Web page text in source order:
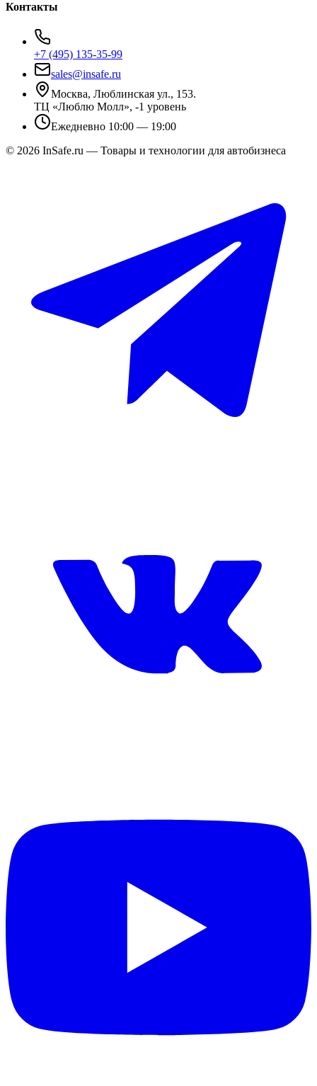
Контакты
+7 (495) 135-35-99
sales@insafe.ru
Москва, Люблинская ул., 153.
ТЦ «Люблю Молл», -1 уровень
Ежедневно 10:00 — 19:00
© 2026 InSafe.ru — Товары и технологии для автобизнеса